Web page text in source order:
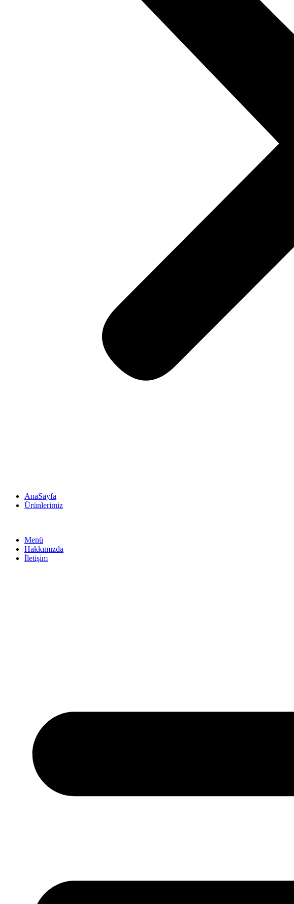
AnaSayfa
Ürünlerimiz
Menü
Hakkımızda
İletişim